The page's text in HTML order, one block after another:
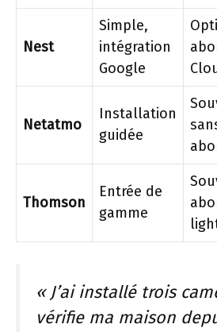
Nest
Simple,
intégration
Google
Netatmo
Installation
guidée
Thomson
Entrée de
gamme
« J’ai installé trois
vérifie ma maison